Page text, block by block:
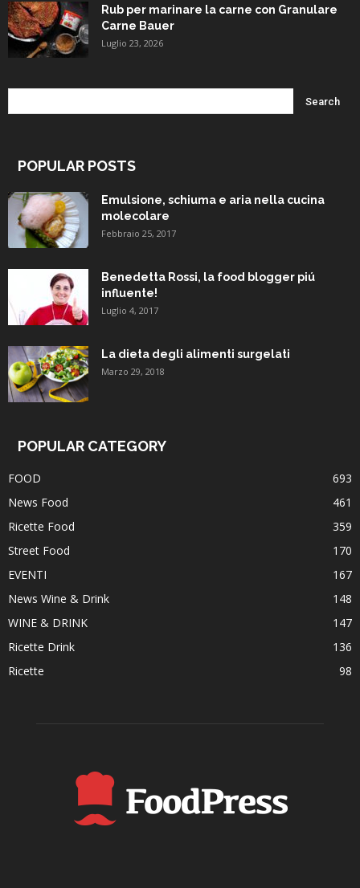
Rub per marinare la carne con Granulare
Carne Bauer
Luglio 23, 2026
POPULAR POSTS
Emulsione, schiuma e aria nella cucina
molecolare
Febbraio 25, 2017
Benedetta Rossi, la food blogger piú
influente!
Luglio 4, 2017
La dieta degli alimenti surgelati
Marzo 29, 2018
POPULAR CATEGORY
FOOD
693
News Food
461
Ricette Food
359
Street Food
170
EVENTI
167
News Wine & Drink
148
WINE & DRINK
147
Ricette Drink
136
Ricette
98